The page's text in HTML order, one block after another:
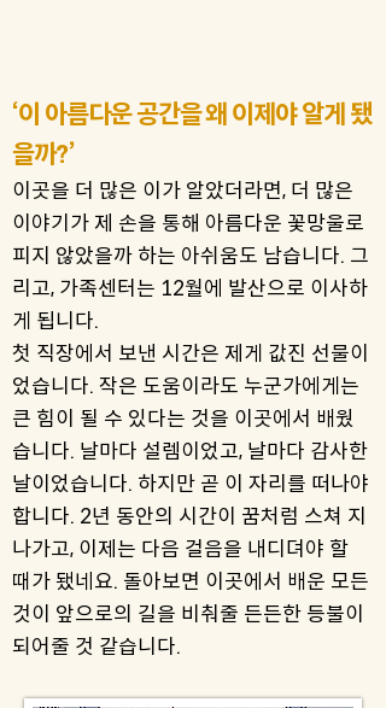
‘이 아름다운 공간을 왜 이제야 알게 됐
을까?’
이곳을 더 많은 이가 알았더라면, 더 많은
이야기가 제 손을 통해 아름다운 꽃망울로
피지 않았을까 하는 아쉬움도 남습니다. 그
리고, 가족센터는 12월에 발산으로 이사하
게 됩니다.
첫 직장에서 보낸 시간은 제게 값진 선물이
었습니다. 작은 도움이라도 누군가에게는
큰 힘이 될 수 있다는 것을 이곳에서 배웠
습니다. 날마다 설렘이었고, 날마다 감사한
날이었습니다. 하지만 곧 이 자리를 떠나야
합니다. 2년 동안의 시간이 꿈처럼 스쳐 지
나가고, 이제는 다음 걸음을 내디뎌야 할
때가 됐네요. 돌아보면 이곳에서 배운 모든
것이 앞으로의 길을 비춰줄 든든한 등불이
되어줄 것 같습니다.